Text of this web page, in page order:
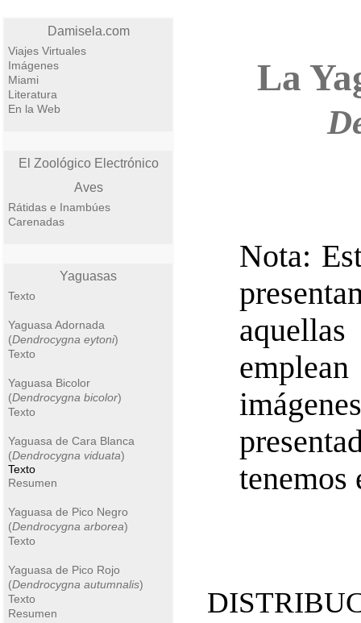
Damisela.com
Viajes Virtuales
Imágenes
Miami
Literatura
En la Web
El Zoológico Electrónico
Aves
Rátidas e Inambúes
Carenadas
Yaguasas
Texto
Yaguasa Adornada
(Dendrocygna eytoni)
Texto
Yaguasa Bicolor
(Dendrocygna bicolor)
Texto
Yaguasa de Cara Blanca
(Dendrocygna viduata)
Texto
Resumen
Yaguasa de Pico Negro
(Dendrocygna arborea)
Texto
Yaguasa de Pico Rojo
(Dendrocygna autumnalis)
Texto
Resumen
La
Nota:
aquellas
tenemos